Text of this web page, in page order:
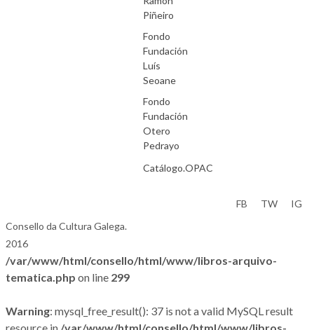
Piñeiro
Fondo
Fundación
Luís
Seoane
Fondo
Fundación
Otero
Pedrayo
Catálogo.OPAC
Consello da Cultura Galega.
2016
FB TW IG
/var/www/html/consello/html/www/libros-arquivo-
tematica.php on line 299
Warning: mysql_free_result(): 37 is not a valid MySQL result